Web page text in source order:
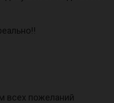
всех пожеланий